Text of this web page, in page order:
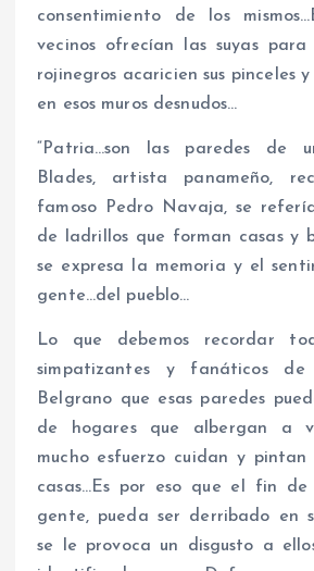
consentimiento de los
vecinos ofrecían las suyas
rojinegros acaricien sus pinceles
en esos muros desnudos…
“Patria…son las paredes de
Blades, artista panameño,
famoso Pedro Navaja, se
de ladrillos que forman casas y
se expresa la memoria y el
gente…del pueblo…
Lo que debemos recordar
simpatizantes y fanáticos de
Belgrano que esas paredes
de hogares que albergan a
mucho esfuerzo cuidan y
casas…Es por eso que el fin de
gente, pueda ser derribado en
se le provoca un disgusto a